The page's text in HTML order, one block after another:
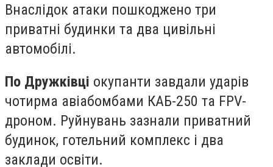
Внаслідок атаки пошкоджено три
приватні будинки та два цивільні
автомобілі.
По Дружківці окупанти завдали ударів
чотирма авіабомбами КАБ-250 та FPV-
дроном. Руйнувань зазнали приватний
будинок, готельний комплекс і два
заклади освіти.